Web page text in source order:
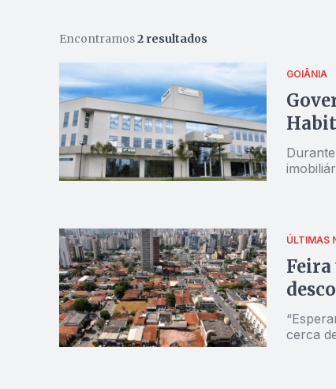
Encontramos2 resultados
GOIÂNIA
ÚLTIMAS
cerca